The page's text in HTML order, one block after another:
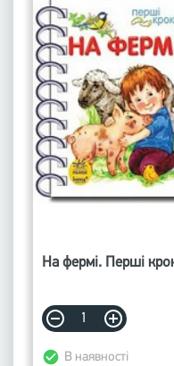
На фермі. Перші
В наявності